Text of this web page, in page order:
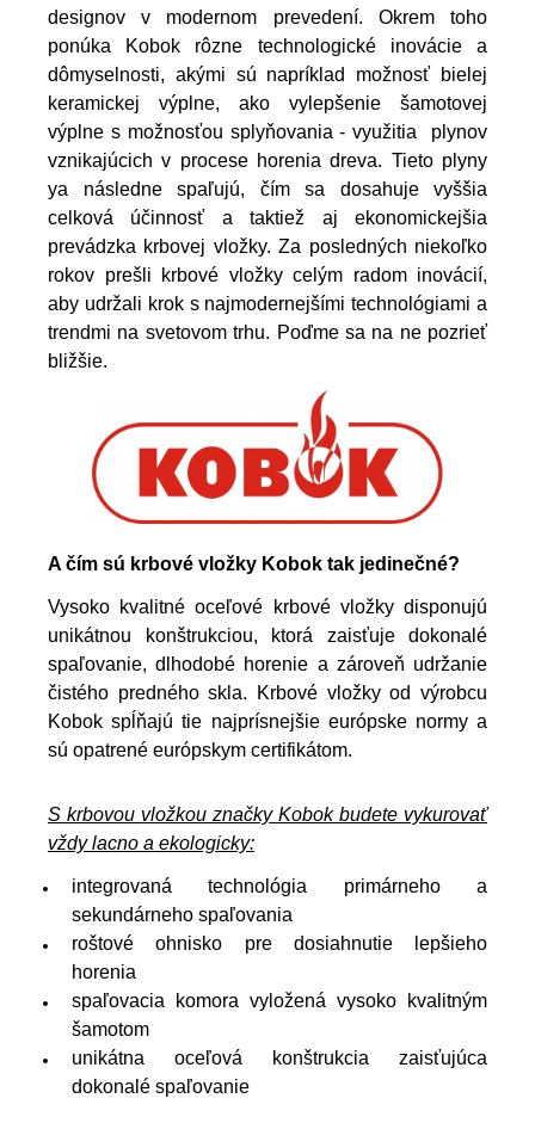
designov v modernom prevedení. Okrem toho
ponúka Kobok rôzne technologické inovácie a
dômyselnosti, akými sú napríklad možnosť bielej
keramickej výplne, ako vylepšenie šamotovej
výplne s možnosťou splyňovania - využitia plynov
vznikajúcich v procese horenia dreva. Tieto plyny
ya následne spaľujú, čím sa dosahuje vyššia
celková účinnosť a taktiež aj ekonomickejšia
prevádzka krbovej vložky. Za posledných niekoľko
rokov prešli krbové vložky celým radom inovácií,
aby udržali krok s najmodernejšími technológiami a
trendmi na svetovom trhu. Poďme sa na ne pozrieť
bližšie.
A čím sú krbové vložky Kobok tak jedinečné?
Vysoko kvalitné oceľové krbové vložky disponujú
unikátnou konštrukciou, ktorá zaisťuje dokonalé
spaľovanie, dlhodobé horenie a zároveň udržanie
čistého predného skla. Krbové vložky od výrobcu
Kobok spĺňajú tie najprísnejšie európske normy a
sú opatrené európskym certifikátom.
S krbovou vložkou značky Kobok budete vykurovať
vždy lacno a ekologicky:
integrovaná technológia primárneho a
sekundárneho spaľovania
roštové ohnisko pre dosiahnutie lepšieho
horenia
spaľovacia komora vyložená vysoko kvalitným
šamotom
unikátna oceľová konštrukcia zaisťujúca
dokonalé spaľovanie